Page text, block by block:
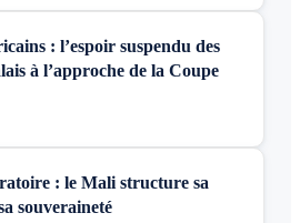
: l’espoir suspendu des
à l’approche de la Coupe
: le Mali structure sa
souveraineté